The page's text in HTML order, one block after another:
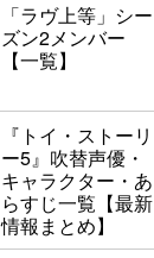
「ラヴ上等」シー
ズン2メンバー
【一覧】
『トイ・ストーリ
ー5』吹替声優・
キャラクター・あ
らすじ一覧【最新
情報まとめ】